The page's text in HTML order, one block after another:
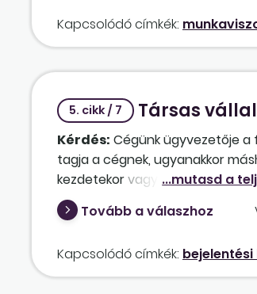
Kapcsolódó címkék:
5. cikk / 7 Társas
Kérdés: Cégünk ügyvezetője a
tagja a cégnek, ugyanakkor
kezdetekor vagy a kifizetéskor
jogviszonya, amennyiben a
az esetben, ha az ügyvezető
Tovább a válaszhoz
Kapcsolódó címkék: